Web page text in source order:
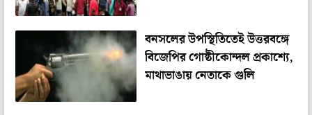
বনসলের উপস্থিতিতেই উত্তরবঙ্গে
বিজেপির গোষ্ঠীকোন্দল প্রকাশ্যে,
মাথাভাঙায় নেতাকে গুলি